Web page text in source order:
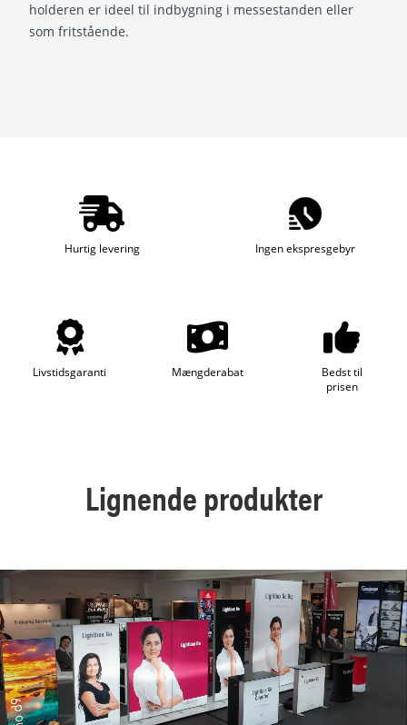
holderen er ideel til indbygning i messestanden eller
som fritstående.
Hurtig levering Ingen ekspresgebyr
Livstidsgaranti Mængderabat
Bedst til
prisen
Lignende produkter